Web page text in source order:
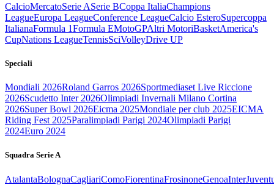
CalcioMercatoSerie ASerie BCoppa ItaliaChampions
LeagueEuropa LeagueConference LeagueCalcio EsteroSupercoppa
ItalianaFormula 1Formula EMotoGPAltri MotoriBasketAmerica's
CupNations LeagueTennisSciVolleyDrive UP
Speciali
Mondiali 2026Roland Garros 2026Sportmediaset Live Riccione
2026Scudetto Inter 2026Olimpiadi Invernali Milano Cortina
2026Super Bowl 2026Eicma 2025Mondiale per club 2025EICMA
Riding Fest 2025Paralimpiadi Parigi 2024Olimpiadi Parigi
2024Euro 2024
Squadra Serie A
AtalantaBolognaCagliariComoFiorentinaFrosinoneGenoaInter